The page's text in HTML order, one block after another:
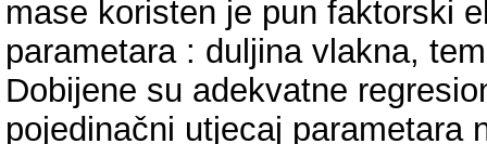
mase koristen je pun faktorski
parametara : duljina vlakna,
Dobijene su adekvatne
pojedinačni utjecaj parametara